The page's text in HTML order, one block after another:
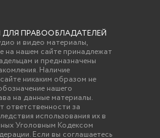
ПРАВООБЛАДАТЕЛЕЙ
и видео материалы,
на нашем сайте принадлежат
и предназначены
Наличие
никаким образом не
нашего
на данные материалы.
ответственности за
использования их в
Уголовным Кодексом
Если вы соглашаетесь